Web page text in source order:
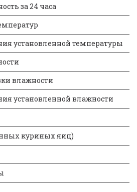
за 24 часа
установленной температуры
влажности
установленной влажности
куриных яиц)